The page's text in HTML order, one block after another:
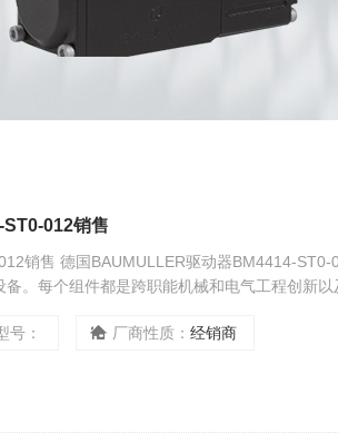
012销售
销售 德国BAUMULLER驱动器BM4414-ST0-
。每个组件都是跨职能机械和电气工程创新以
感器、一些控制电子设备，最后是一组用于提
号： 厂商性质： 经销商